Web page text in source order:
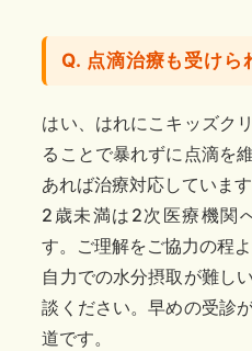
Q. 点滴治療も受けら
はい、はれにこキッズク
ることで暴れずに点滴を
あれば治療対応しています
2歳未満は2次医療機関
す。ご理解をご協力の程
自力での水分摂取が難し
談ください。早めの受診
道です。